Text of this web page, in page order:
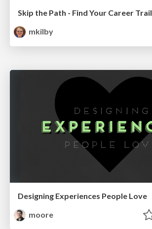
Skip the Path - Find Your Career Trail
mkilby
Designing Experiences People Love
moore